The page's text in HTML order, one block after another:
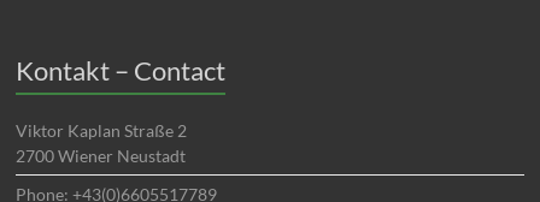
Kontakt – Contact
Viktor Kaplan Straße 2
2700 Wiener Neustadt
Phone: +43(0)6605517789